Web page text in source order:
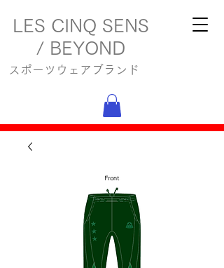
LES CINQ SENS
/ BEYOND
スポーツウェアブランド